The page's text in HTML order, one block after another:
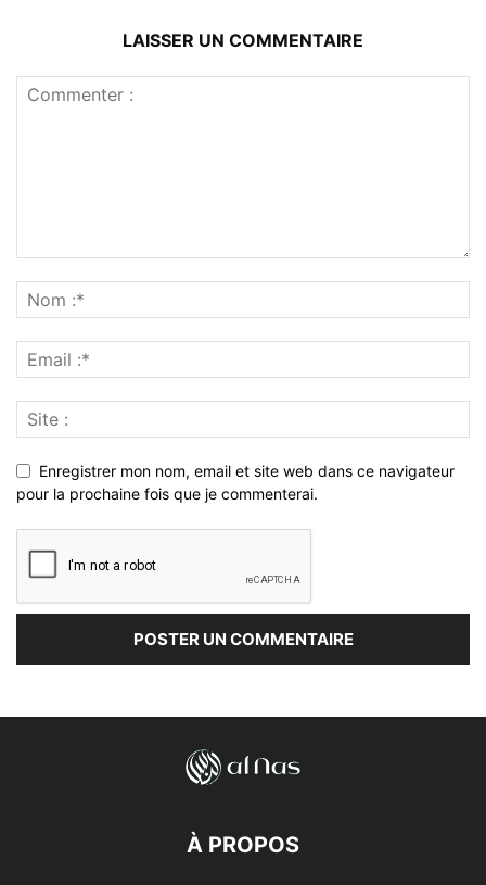
LAISSER UN COMMENTAIRE
Enregistrer mon nom, email et site web dans ce navigateur
pour la prochaine fois que je commenterai.
À PROPOS